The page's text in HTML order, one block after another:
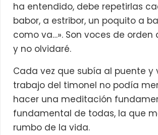
ha entendido, debe repetirlas
babor, a estribor, un poquito a
como va…». Son voces de orden
y no olvidaré.
Cada vez que subía al puente y
trabajo del timonel no podía
hacer una meditación
fundamental de todas, la que
rumbo de la vida.